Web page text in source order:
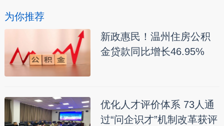
为你推荐
新政惠民！温州住房公积
金贷款同比增长46.95%
优化人才评价体系 73人通
过“问企识才”机制改革获评